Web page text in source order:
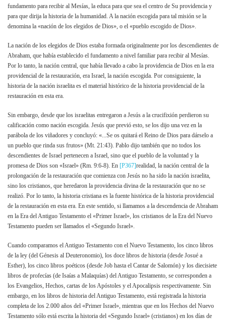
fundamento para recibir al Mesías, la educa para que sea el centro de Su providencia y
para que dirija la historia de la humanidad. A la nación escogida para tal misión se la
denomina la «nación de los elegidos de Dios», o el «pueblo escogido de Dios».
La nación de los elegidos de Dios estaba formada originalmente por los descendientes de
Abraham, que había establecido el fundamento a nivel familiar para recibir al Mesías.
Por lo tanto, la nación central, que había llevado a cabo la providencia de Dios en la era
providencial de la restauración, era Israel, la nación escogida. Por consiguiente, la
historia de la nación israelita es el material histórico de la historia providencial de la
restauración en esta era.
Sin embargo, desde que los israelitas entregaron a Jesús a la crucifixión perdieron su
calificación como nación escogida. Jesús que previó esto, se los dijo una vez en la
parábola de los viñadores y concluyó: «...Se os quitará el Reino de Dios para dárselo a
un pueblo que rinda sus frutos» (Mt. 21:43). Pablo dijo también que no todos los
descendientes de Israel pertenecen a Israel, sino que el pueblo de la voluntad y la
promesa de Dios son «Israel» (Rm. 9:6-8). En [P367]realidad, la nación central de la
prolongación de la restauración que comienza con Jesús no ha sido la nación israelita,
sino los cristianos, que heredaron la providencia divina de la restauración que no se
realizó. Por lo tanto, la historia cristiana es la fuente histórica de la historia providencial
de la restauración en esta era. En este sentido, si llamamos a la descendencia de Abraham
en la Era del Antiguo Testamento el «Primer Israel», los cristianos de la Era del Nuevo
Testamento pueden ser llamados el «Segundo Israel».
Cuando comparamos el Antiguo Testamento con el Nuevo Testamento, los cinco libros
de la ley (del Génesis al Deuteronomio), los doce libros de historia (desde Josué a
Esther), los cinco libros poéticos (desde Job hasta el Cantar de Salomón) y los diecisiete
libros de profecías (de Isaías a Malaquías) del Antiguo Testamento, se corresponden a
los Evangelios, Hechos, cartas de los Apóstoles y el Apocalipsis respectivamente. Sin
embargo, en los libros de historia del Antiguo Testamento, está registrada la historia
completa de los 2.000 años del «Primer Israel», mientras que en los Hechos del Nuevo
Testamento sólo está escrita la historia del «Segundo Israel» (cristianos) en los días de